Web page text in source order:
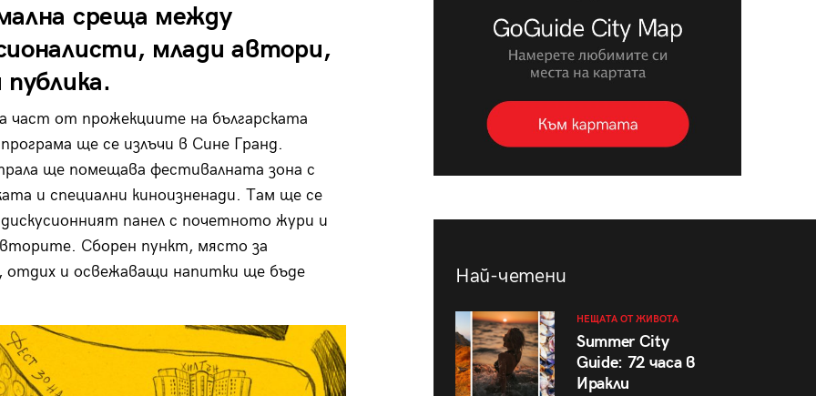
среща между
млади автори,
част от прожекциите на българската
програма ще се излъчи в Сине Гранд.
ще помещава фестивалната зона с
и специални киноизненади. Там ще се
панел с почетното жури и
Сборен пункт, място за
отдих и освежаващи напитки ще бъде
Най-четени
НЕЩАТА ОТ ЖИВОТА
Summer City
Guide: 72 часа в
Иракли